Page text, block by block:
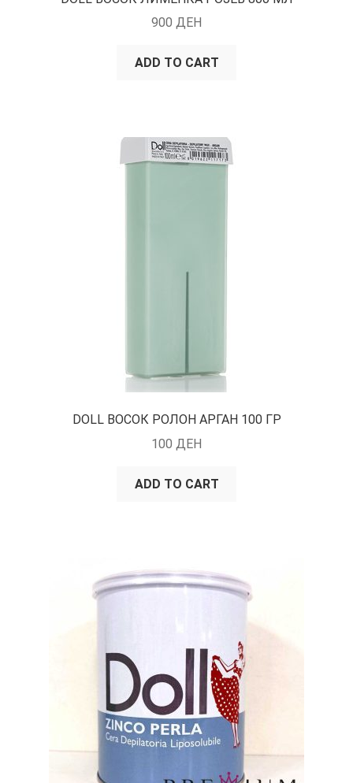
900 ДЕН
ADD TO CART
DOLL ВОСОК РОЛОН АРГАН 100 ГР
100 ДЕН
ADD TO CART